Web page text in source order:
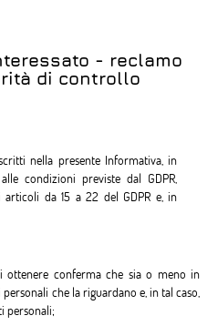
- reclamo
di controllo
nella presente Informativa, in
condizioni previste dal GDPR,
da 15 a 22 del GDPR e, in
conferma che sia o meno in
che la riguardano e, in tal caso,
personali;